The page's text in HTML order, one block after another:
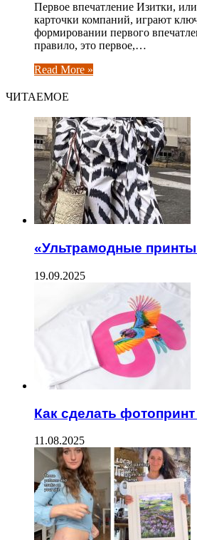
Первое впечатление Изитки,
карточки компаний, играют
формировании первого
правило, это первое,…
Read More »
ЧИТАЕМОЕ
«Ультрамодные
19.09.2025
Как сделать
11.08.2025